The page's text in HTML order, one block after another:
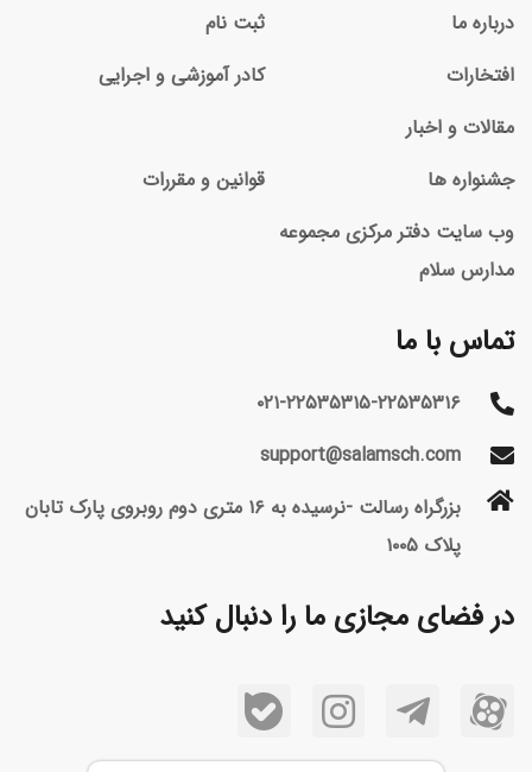
درباره ما
ثبت نام
افتخارات
کادر آموزشی و اجرایی
مقالات و اخبار
جشنواره ها
قوانین و مقررات
وب سایت دفتر مرکزی مجموعه
مدارس سلام
تماس با ما
۰۲۱-۲۲۵۳۵۳۱۵-۲۲۵۳۵۳۱۶
support@salamsch.com
بزرگراه رسالت -نرسیده به ۱۶ متری دوم روبروی پارک تابان
پلاک ۱۰۰۵
در فضای مجازی ما را دنبال کنید